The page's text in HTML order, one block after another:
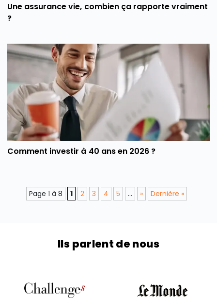
Une assurance vie, combien ça rapporte vraiment
?
Comment investir à 40 ans en 2026 ?
Page 1 à 8 1 2 3 4 5 ... » Dernière »
Ils parlent de nous